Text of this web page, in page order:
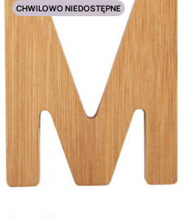
CHWILOWO NIEDOSTĘPNE